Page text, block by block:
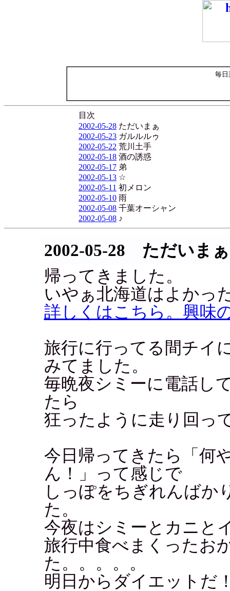
毎日
目次
2002-05-28 ただいまぁ
2002-05-23 ガルルルゥ
2002-05-22 荒川土手
2002-05-18 酒の誘惑
2002-05-17 弟
2002-05-13 ☆
2002-05-11 初メロン
2002-05-10 雨
2002-05-08 千葉オーシャン
2002-05-08 ♪
2002-05-28 ただいまぁ
帰ってきました。
いやぁ北海道はよかっ
詳しくはこちら。興味
旅行に行ってる間チイ
みてました。
毎晩夜シミーに電話し
たら
狂ったように走り回っ
今日帰ってきたら「何
ん！」って感じで
しっぽをちぎれんばか
た。
今夜はシミーとカニと
旅行中食べまくったお
た。。。。。
明日からダイエットだ